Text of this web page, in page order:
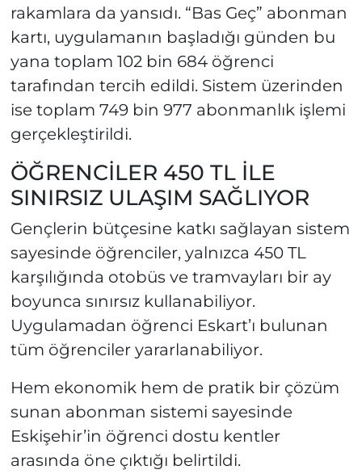
rakamlara da yansıdı. “Bas Geç” abonman
kartı, uygulamanın başladığı günden bu
yana toplam 102 bin 684 öğrenci
tarafından tercih edildi. Sistem üzerinden
ise toplam 749 bin 977 abonmanlık işlemi
gerçekleştirildi.
ÖĞRENCİLER 450 TL İLE
SINIRSIZ ULAŞIM SAĞLIYOR
Gençlerin bütçesine katkı sağlayan sistem
sayesinde öğrenciler, yalnızca 450 TL
karşılığında otobüs ve tramvayları bir ay
boyunca sınırsız kullanabiliyor.
Uygulamadan öğrenci Eskart’ı bulunan
tüm öğrenciler yararlanabiliyor.
Hem ekonomik hem de pratik bir çözüm
sunan abonman sistemi sayesinde
Eskişehir’in öğrenci dostu kentler
arasında öne çıktığı belirtildi.